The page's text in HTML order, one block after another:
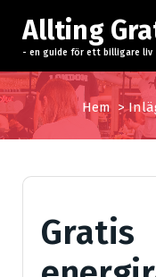
p
a
t
i
Allting
- en guide för ett billigare liv
Hem>
Gratis